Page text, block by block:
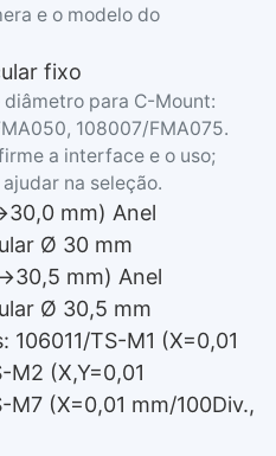
e o modelo do
fixo
para C-Mount:
108007/FMA075.
a interface e o uso;
na seleção.
mm) Anel
Ø 30 mm
mm) Anel
Ø 30,5 mm
106011/TS-M1 (X=0,01
M2 (X,Y=0,01
M7 (X=0,01 mm/100Div.,